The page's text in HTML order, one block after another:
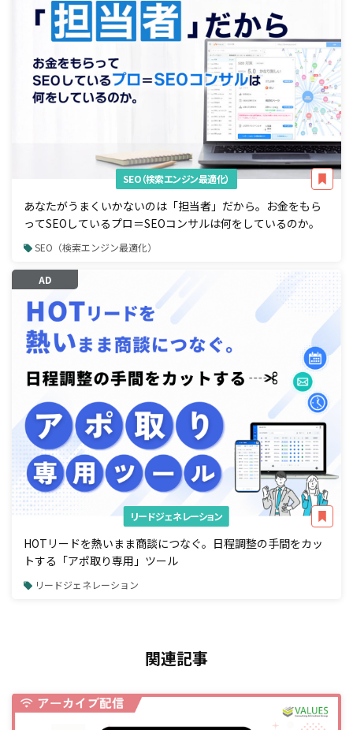
SEO（検索エンジン最適化）
あなたがうまくいかないのは「担当者」だから。お金をもら
ってSEOしているプロ＝SEOコンサルは何をしているのか。
SEO（検索エンジン最適化）
AD
リードジェネレーション
HOTリードを熱いまま商談につなぐ。日程調整の手間をカッ
トする「アポ取り専用」ツール
リードジェネレーション
関連記事